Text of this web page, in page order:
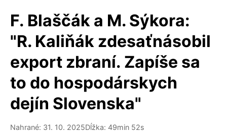
F. Blaščák a M. Sýkora:
"R. Kaliňák zdesaťnásobil
export zbraní. Zapíše sa
to do hospodárskych
dejín Slovenska"
Nahrané: 31. 10. 2025Dĺžka: 49min 52s